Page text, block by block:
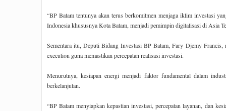
“BP Batam tentunya akan terus berkomitmen menjaga iklim investasi
Indonesia khususnya Kota Batam, menjadi pemimpin digitalisasi di Asia
Sementara itu, Deputi Bidang Investasi BP Batam, Fary Djemy
execution guna memastikan percepatan realisasi investasi.
Menurutnya, kesiapan energi menjadi faktor fundamental dalam
berkelanjutan.
“BP Batam menyiapkan kepastian investasi, percepatan layanan, dan